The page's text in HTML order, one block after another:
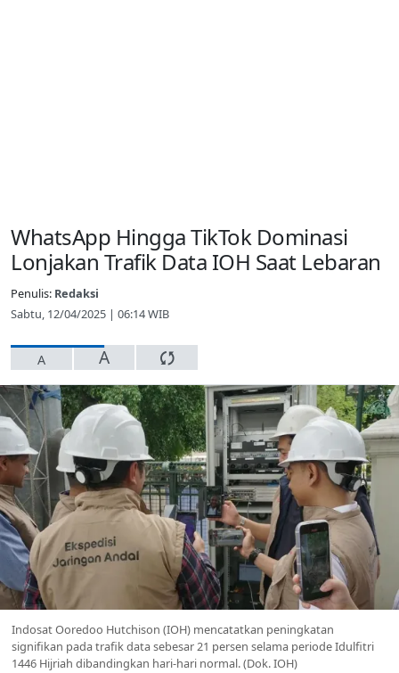
WhatsApp Hingga TikTok Dominasi
Lonjakan Trafik Data IOH Saat Lebaran
Penulis: Redaksi
Sabtu, 12/04/2025 | 06:14 WIB
A A
Indosat Ooredoo Hutchison (IOH) mencatatkan peningkatan
signifikan pada trafik data sebesar 21 persen selama periode Idulfitri
1446 Hijriah dibandingkan hari-hari normal. (Dok. IOH)